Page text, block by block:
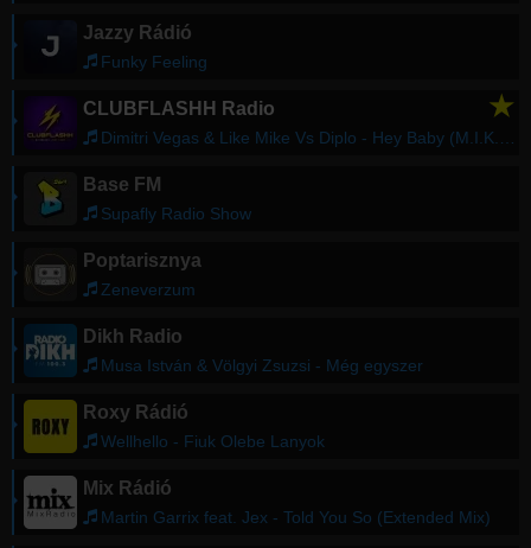
Jazzy Rádió
Funky Feeling
CLUBFLASHH Radio ★
Dimitri Vegas & Like Mike Vs Diplo - Hey Baby (M.I.K.E. Push Radio Remix)
Base FM
Supafly Radio Show
Poptarisznya
Zeneverzum
Dikh Radio
Musa István & Völgyi Zsuzsi - Még egyszer
Roxy Rádió
Wellhello - Fiuk Olebe Lanyok
Mix Rádió
Martin Garrix feat. Jex - Told You So (Extended Mix)